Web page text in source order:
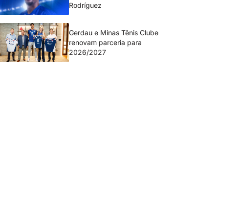
Rodríguez
Gerdau e Minas Tênis Clube
renovam parceria para
2026/2027